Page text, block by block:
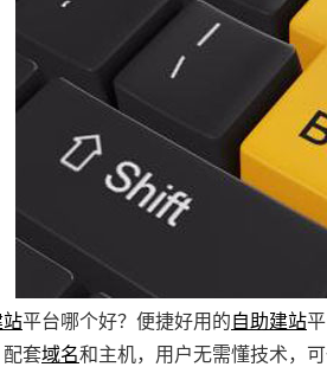
站平台哪个好？便捷好用的自助建站
套域名和主机，用户无需懂技术，可